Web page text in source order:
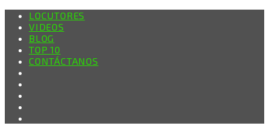
LOCUTORES
VIDEOS
BLOG
TOP 10
CONTÁCTANOS